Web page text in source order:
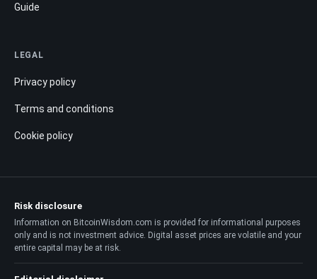
Guide
LEGAL
Privacy policy
Terms and conditions
Cookie policy
Risk disclosure
Information on BitcoinWisdom.com is provided for informational purposes
only and is not investment advice. Digital asset prices are volatile and your
entire capital may be at risk.